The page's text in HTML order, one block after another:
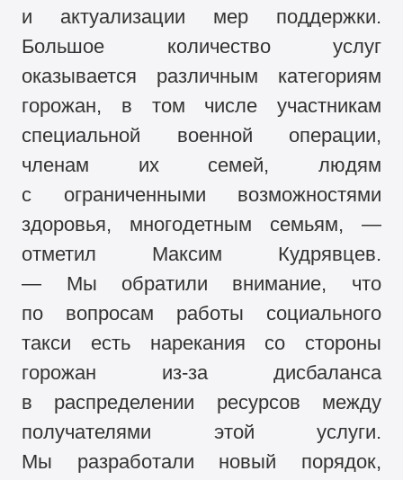
и актуализации мер поддержки.
Большое количество услуг
оказывается различным категориям
горожан, в том числе участникам
специальной военной операции,
членам их семей, людям
с ограниченными возможностями
здоровья, многодетным семьям, —
отметил Максим Кудрявцев.
— Мы обратили внимание, что
по вопросам работы социального
такси есть нарекания со стороны
горожан из-за дисбаланса
в распределении ресурсов между
получателями этой услуги.
Мы разработали новый порядок,